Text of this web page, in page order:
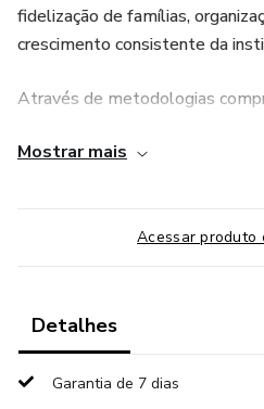
fidelização de famílias,
crescimento consistente da
Através de metodologias
recursos, implementar práticas
Este programa é ideal para
padrão de suas escolas,
educacional.
Invista no futuro da sua escola e
Mostrar mais
Acessar produto
Detalhes
Garantia de 7 dias